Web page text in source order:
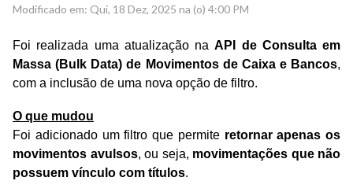
Modificado em: Qui, 18 Dez, 2025 na (o) 4:00 PM
Foi realizada uma atualização naAPI de Consulta em
Massa (Bulk Data) de Movimentos de Caixa e Bancos,
com a inclusão de uma nova opção de filtro.
O que mudou
Foi adicionado um filtro que permite retornar apenas os
movimentos avulsos, ou seja, movimentações que não
possuem vínculo com títulos.